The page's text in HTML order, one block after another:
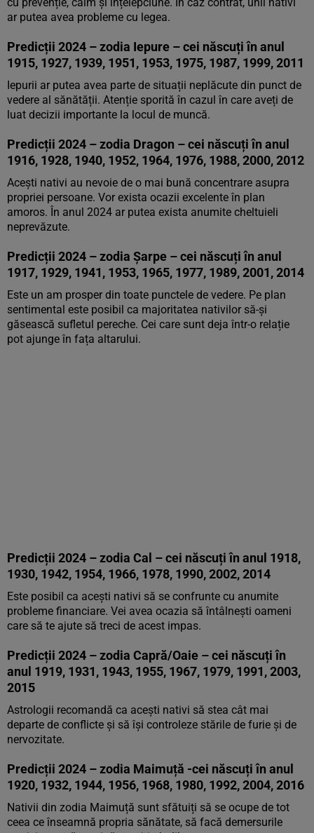
ar putea avea probleme cu legea.
Predicții 2024 – zodia Iepure – cei născuți în anul
1915, 1927, 1939, 1951, 1953, 1975, 1987, 1999, 2011
Iepurii ar putea avea parte de situații neplăcute din punct de
vedere al sănătății. Atenție sporită în cazul în care aveți de
luat decizii importante la locul de muncă.
Predicții 2024 – zodia Dragon – cei născuți în anul
1916, 1928, 1940, 1952, 1964, 1976, 1988, 2000, 2012
Acești nativi au nevoie de o mai bună concentrare asupra
propriei persoane. Vor exista ocazii excelente în plan
amoros. În anul 2024 ar putea exista anumite cheltuieli
neprevăzute.
Predicții 2024 – zodia Șarpe – cei născuți în anul
1917, 1929, 1941, 1953, 1965, 1977, 1989, 2001, 2014
Este un am prosper din toate punctele de vedere. Pe plan
sentimental este posibil ca majoritatea nativilor să-și
găsească sufletul pereche. Cei care sunt deja într-o relație
pot ajunge în fața altarului.
Predicții 2024 – zodia Cal – cei născuți în anul 1918,
1930, 1942, 1954, 1966, 1978, 1990, 2002, 2014
Este posibil ca acești nativi să se confrunte cu anumite
probleme financiare. Vei avea ocazia să întâlnești oameni
care să te ajute să treci de acest impas.
Predicții 2024 – zodia Capră/Oaie – cei născuți în
anul 1919, 1931, 1943, 1955, 1967, 1979, 1991, 2003,
2015
Astrologii recomandă ca acești nativi să stea cât mai
departe de conflicte și să își controleze stările de furie și de
nervozitate.
Predicții 2024 – zodia Maimuță -cei născuți în anul
1920, 1932, 1944, 1956, 1968, 1980, 1992, 2004, 2016
Nativii din zodia Maimuță sunt sfătuiți să se ocupe de tot
ceea ce înseamnă propria sănătate, să facă demersurile